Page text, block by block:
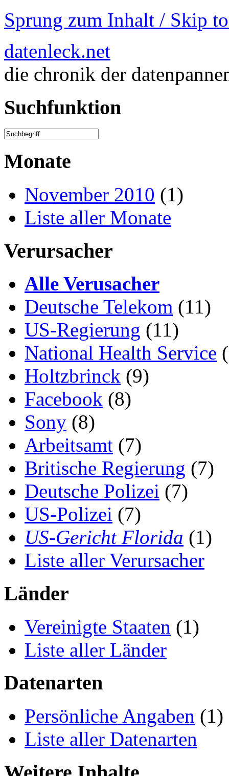
Sprung zum Inhalt / Skip
datenleck.net
die chronik der
Suchfunktion
Monate
November 2010 (1)
Liste aller Monate
Verursacher
Alle Verusacher
Deutsche Telekom (11)
US-Regierung (11)
National Health Service
Holtzbrinck (9)
Facebook (8)
Sony (8)
Arbeitsamt (7)
Britische Regierung (7)
Deutsche Polizei (7)
US-Polizei (7)
US-Gericht Florida (1)
Liste aller Verursacher
Länder
Vereinigte Staaten (1)
Liste aller Länder
Datenarten
Persönliche Angaben (1)
Liste aller Datenarten